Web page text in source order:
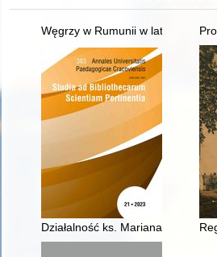
Węgrzy w Rumunii w latach
Działalność ks. Mariana Leona